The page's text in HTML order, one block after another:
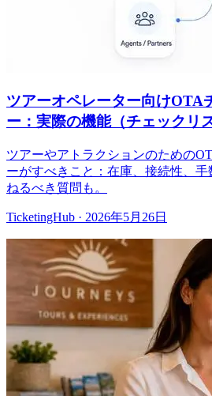
ツアーオペレーター向けOTA
ー：実際の機能（チェックリ
ツアーやアトラクションのための
ーがすべきこと：在庫、接続性、
ねるべき質問も。
TicketingHub · 2026年5月26日